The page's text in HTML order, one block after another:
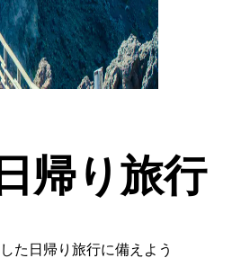
帰り旅行
た日帰り旅行に備えよう